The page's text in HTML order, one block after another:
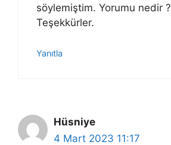
söylemiştim. Yorumu nedir ?
Teşekkürler.
Yanıtla
Hüsniye
4 Mart 2023 11:17